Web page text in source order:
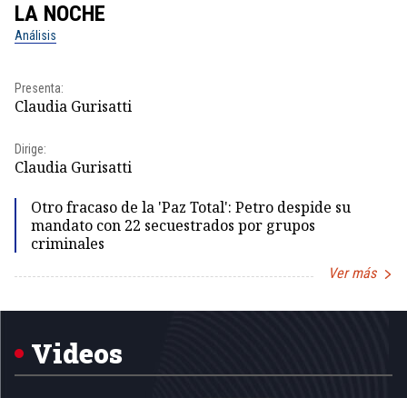
LA NOCHE
Análisis
Presenta:
Claudia Gurisatti
Dirige:
Claudia Gurisatti
Otro fracaso de la 'Paz Total': Petro despide su
mandato con 22 secuestrados por grupos
criminales
Ver más
1
Videos